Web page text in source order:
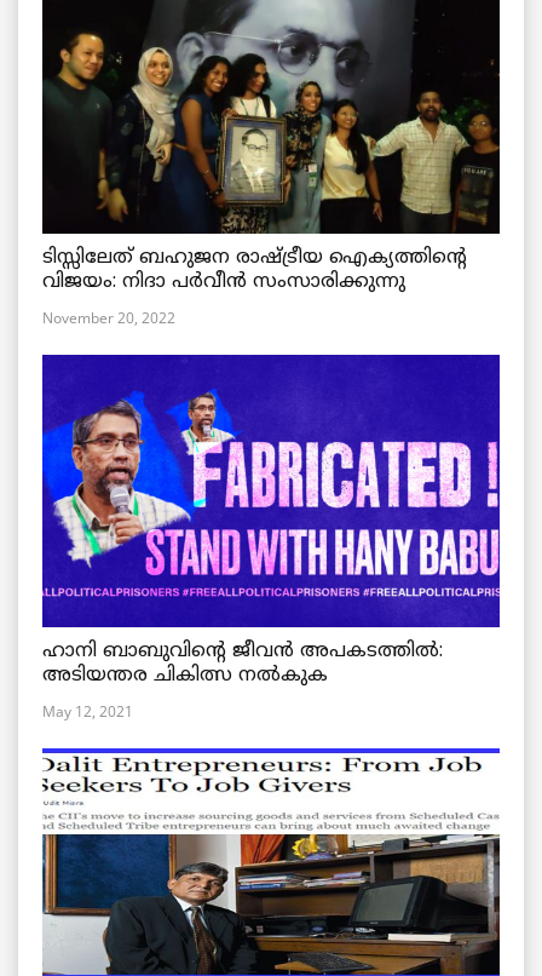
ടിസ്സിലേത് ബഹുജന രാഷ്ട്രീയ ഐക്യത്തിന്റെ
വിജയം: നിദാ പർവീൻ സംസാരിക്കുന്നു
November 20, 2022
ഹാനി ബാബുവിന്റെ ജീവൻ അപകടത്തിൽ:
അടിയന്തര ചികിത്സ നൽകുക
May 12, 2021